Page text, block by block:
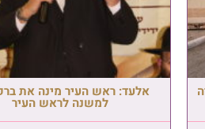
אלעד: ראש העיר מינה את
למשנה לראש העיר